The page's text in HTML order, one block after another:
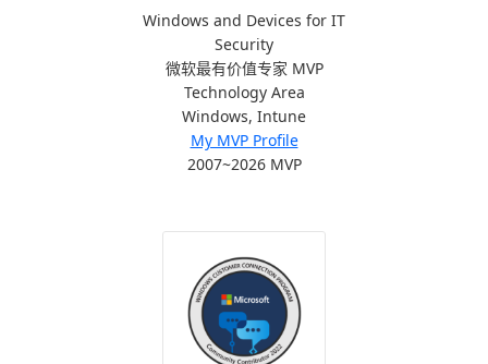
Windows and Devices for IT
Security
微软最有价值专家 MVP
Technology Area
Windows, Intune
My MVP Profile
2007~2026 MVP